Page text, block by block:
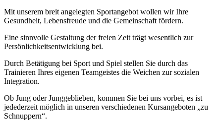
Mit unserem breit angelegten Sportangebot wollen wir Ihre
Gesundheit, Lebensfreude und die Gemeinschaft fördern.
Eine sinnvolle Gestaltung der freien Zeit trägt wesentlich zur
Persönlichkeitsentwicklung bei.
Durch Betätigung bei Sport und Spiel stellen Sie durch das
Trainieren Ihres eigenen Teamgeistes die Weichen zur sozialen
Integration.
Ob Jung oder Junggeblieben, kommen Sie bei uns vorbei, es ist
jedederzeit möglich in unseren verschiedenen Kursangeboten „zu
Schnuppern“.